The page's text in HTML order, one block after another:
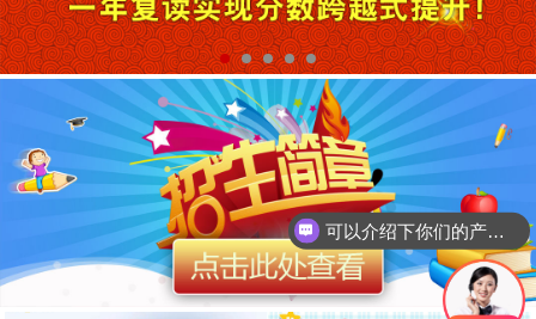
你们是怎么收费的呢？